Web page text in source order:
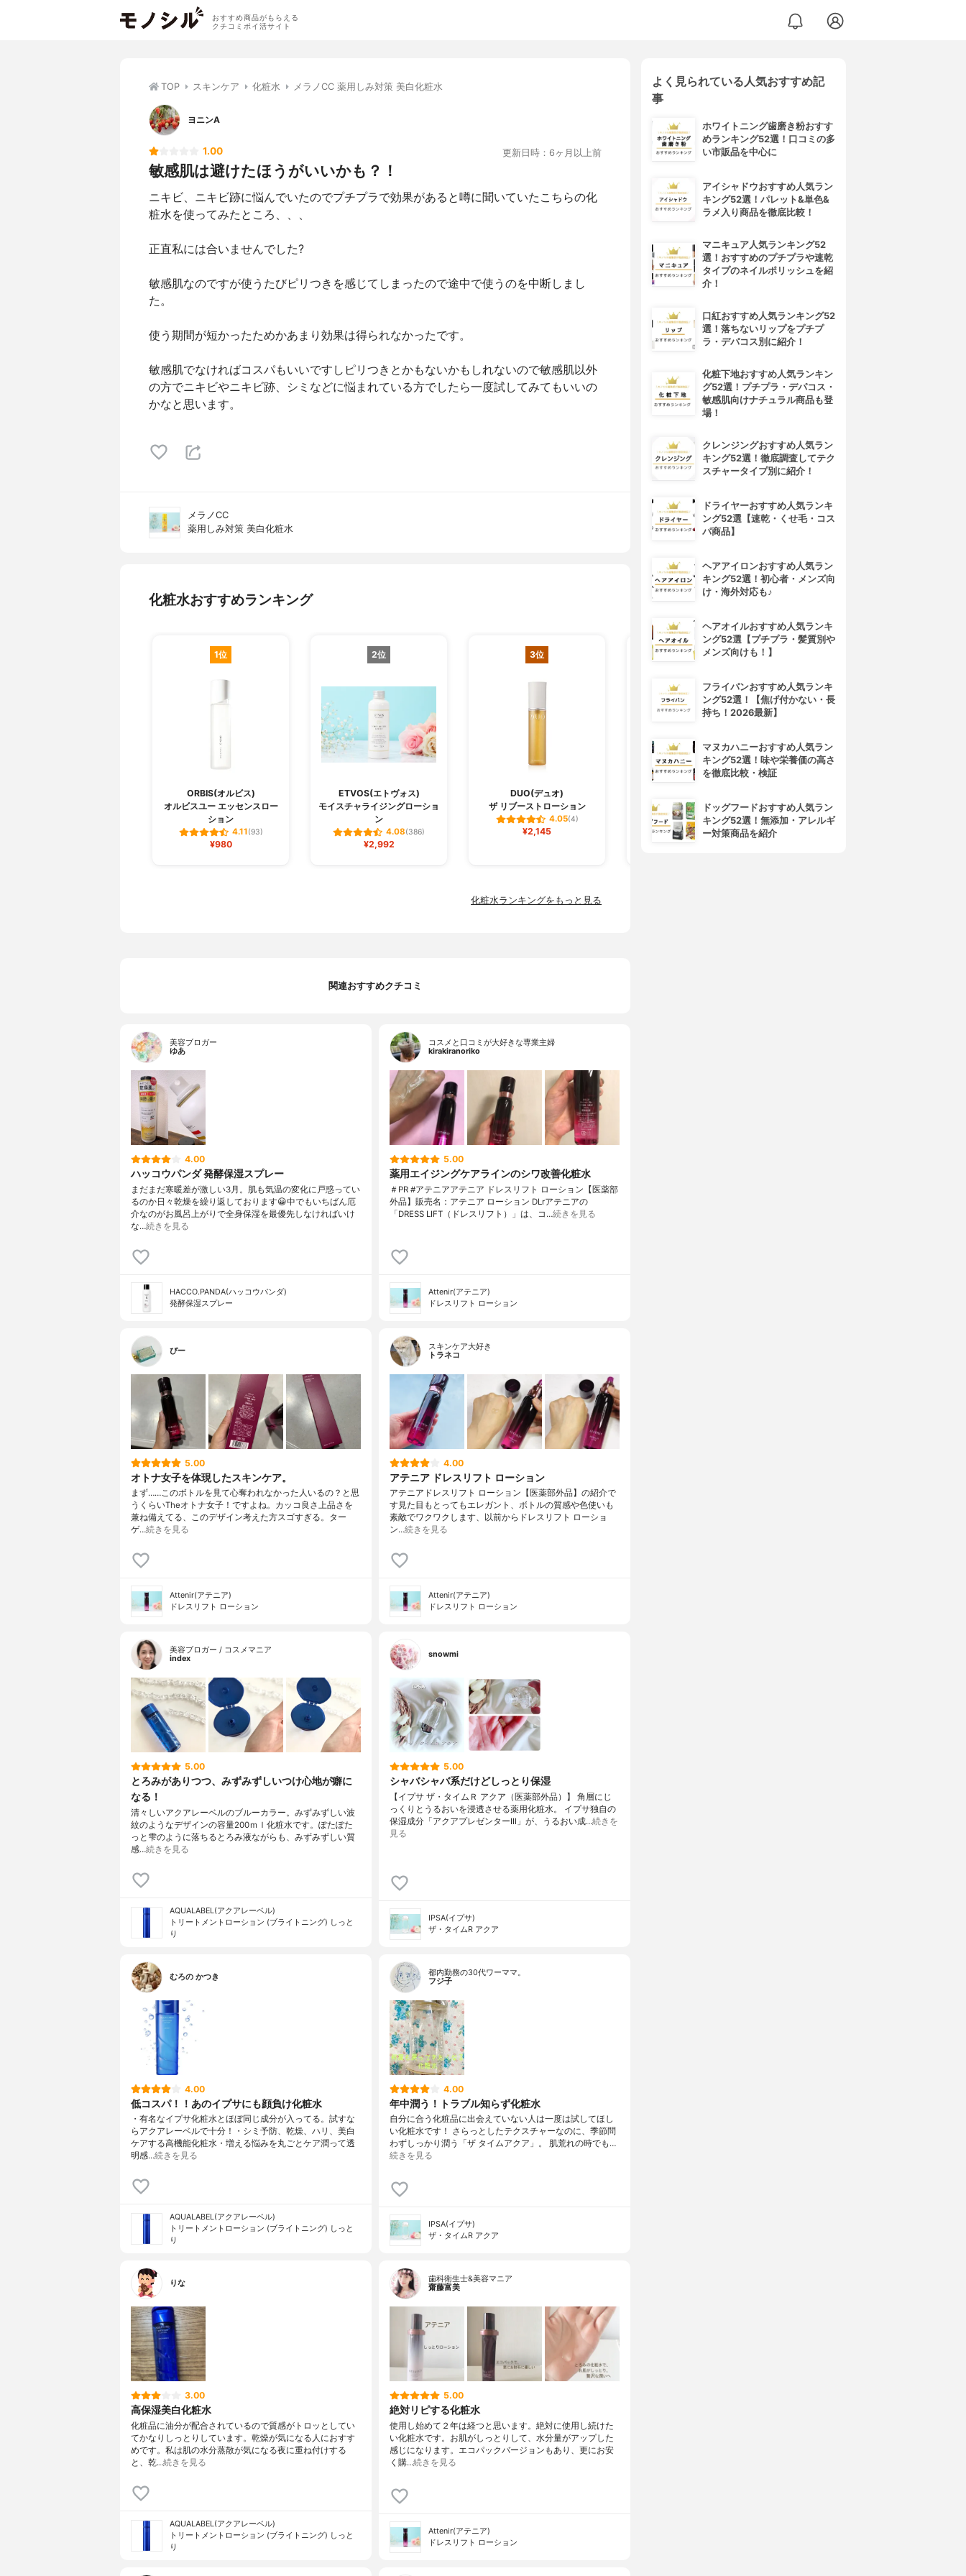
おすすめ商品がもらえる
クチコミポイ活サイト
TOP スキンケア 化粧水 メラノCC 薬用しみ対策 美白化粧水
ヨニンA
1.00 更新日時：6ヶ月以上前
敏感肌は避けたほうがいいかも？！
ニキビ、ニキビ跡に悩んでいたのでプチプラで効果があると噂に聞いていたこちらの化
粧水を使ってみたところ、、、
正直私には合いませんでした?
敏感肌なのですが使うたびピリつきを感じてしまったので途中で使うのを中断しまし
た。
使う期間が短かったためかあまり効果は得られなかったです。
敏感肌でなければコスパもいいですしピリつきとかもないかもしれないので敏感肌以外
の方でニキビやニキビ跡、シミなどに悩まれている方でしたら一度試してみてもいいの
かなと思います。
メラノCC
薬用しみ対策 美白化粧水
化粧水おすすめランキング
1位
ORBIS(オルビス)
オルビスユー エッセンスロー
ション
4.11(93)
¥980
2位
ETVOS(エトヴォス)
モイスチャライジングローショ
ン
4.08(386)
¥2,992
3位
DUO(デュオ)
ザ リブーストローション
4.05(4)
¥2,145
4位
バイタライジング＆クリア ロ
ーション EX
4.01(1)
フローラドリップ
化粧水ランキングをもっと見る
関連おすすめクチコミ
美容ブロガー
ゆあ
4.00
ハッコウパンダ 発酵保湿スプレー
まだまだ寒暖差が激しい3月。肌も気温の変化に戸惑ってい
るのか日々乾燥を繰り返しております😀中でもいちばん厄
介なのがお風呂上がりで全身保湿を最優先しなければいけ
な…続きを見る
HACCO.PANDA(ハッコウパンダ)
発酵保湿スプレー
コスメと口コミが大好きな専業主婦
kirakiranoriko
5.00
薬用エイジングケアラインのシワ改善化粧水
＃PR #アテニアアテニア ドレスリフト ローション【医薬部
外品】販売名：アテニア ローション DLrアテニアの
「DRESS LIFT（ドレスリフト）」は、コ…続きを見る
Attenir(アテニア)
ドレスリフト ローション
ぴー
5.00
オトナ女子を体現したスキンケア。
まず……このボトルを見て心奪われなかった人いるの？と思
うくらいTheオトナ女子！ですよね。カッコ良さ上品さを
兼ね備えてる、このデザイン考えた方スゴすぎる。ター
ゲ…続きを見る
Attenir(アテニア)
ドレスリフト ローション
スキンケア大好き
トラネコ
4.00
アテニア ドレスリフト ローション
アテニアドレスリフト ローション【医薬部外品】の紹介で
す見た目もとってもエレガント、ボトルの質感や色使いも
素敵でワクワクします、以前からドレスリフト ローショ
ン…続きを見る
Attenir(アテニア)
ドレスリフト ローション
美容ブロガー / コスメマニア
index
5.00
とろみがありつつ、みずみずしいつけ心地が癖に
なる！
清々しいアクアレーベルのブルーカラー。みずみずしい波
紋のようなデザインの容量200ｍｌ化粧水です。ぽたぽた
っと雫のように落ちるとろみ液ながらも、みずみずしい質
感…続きを見る
AQUALABEL(アクアレーベル)
トリートメントローション (ブライトニング) しっと
り
snowmi
5.00
シャバシャバ系だけどしっとり保湿
【イプサ ザ・タイムＲ アクア（医薬部外品）】 角層にじ
っくりとうるおいを浸透させる薬用化粧水。 イプサ独自の
保湿成分「アクアプレゼンターIII」が、うるおい成…続きを
見る
IPSA(イプサ)
ザ・タイムR アクア
むろの かつき
4.00
低コスパ！！あのイプサにも顔負け化粧水
・有名なイプサ化粧水とほぼ同じ成分が入ってる。試すな
らアクアレーベルで十分！・シミ予防、乾燥、ハリ、美白
ケアする高機能化粧水・増える悩みを丸ごとケア潤って透
明感…続きを見る
AQUALABEL(アクアレーベル)
トリートメントローション (ブライトニング) しっと
り
都内勤務の30代ワーママ。
フジ子
4.00
年中潤う！トラブル知らず化粧水
自分に合う化粧品に出会えていない人は一度は試してほし
い化粧水です！ さらっとしたテクスチャーなのに、季節問
わずしっかり潤う「ザ タイムアクア」。 肌荒れの時でも…
続きを見る
IPSA(イプサ)
ザ・タイムR アクア
りな
3.00
高保湿美白化粧水
化粧品に油分が配合されているので質感がトロッとしてい
てかなりしっとりしています。乾燥が気になる人におすす
めです。私は肌の水分蒸散が気になる夜に重ね付けする
と、乾…続きを見る
AQUALABEL(アクアレーベル)
トリートメントローション (ブライトニング) しっと
り
歯科衛生士&美容マニア
齋藤富美
5.00
絶対リピする化粧水
使用し始めて２年は経つと思います。絶対に使用し続けた
い化粧水です。お肌がしっとりして、水分量がアップした
感じになります。エコパックバージョンもあり、更にお安
く購…続きを見る
Attenir(アテニア)
ドレスリフト ローション
よく見られている人気おすすめ記
事
ホワイトニング歯磨き粉おすす
めランキング52選！口コミの多
い市販品を中心に
アイシャドウおすすめ人気ラン
キング52選！パレット&単色&
ラメ入り商品を徹底比較！
マニキュア人気ランキング52
選！おすすめのプチプラや速乾
タイプのネイルポリッシュを紹
介！
口紅おすすめ人気ランキング52
選！落ちないリップをプチプ
ラ・デパコス別に紹介！
化粧下地おすすめ人気ランキン
グ52選！プチプラ・デパコス・
敏感肌向けナチュラル商品も登
場！
クレンジングおすすめ人気ラン
キング52選！徹底調査してテク
スチャータイプ別に紹介！
ドライヤーおすすめ人気ランキ
ング52選【速乾・くせ毛・コス
パ商品】
ヘアアイロンおすすめ人気ラン
キング52選！初心者・メンズ向
け・海外対応も♪
ヘアオイルおすすめ人気ランキ
ング52選【プチプラ・髪質別や
メンズ向けも！】
フライパンおすすめ人気ランキ
ング52選！【焦げ付かない・長
持ち！2026最新】
マヌカハニーおすすめ人気ラン
キング52選！味や栄養価の高さ
を徹底比較・検証
ドッグフードおすすめ人気ラン
キング52選！無添加・アレルギ
ー対策商品を紹介